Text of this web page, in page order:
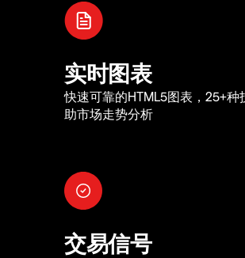
实时图表
快速可靠的HTML5图表，25+种
助市场走势分析
交易信号